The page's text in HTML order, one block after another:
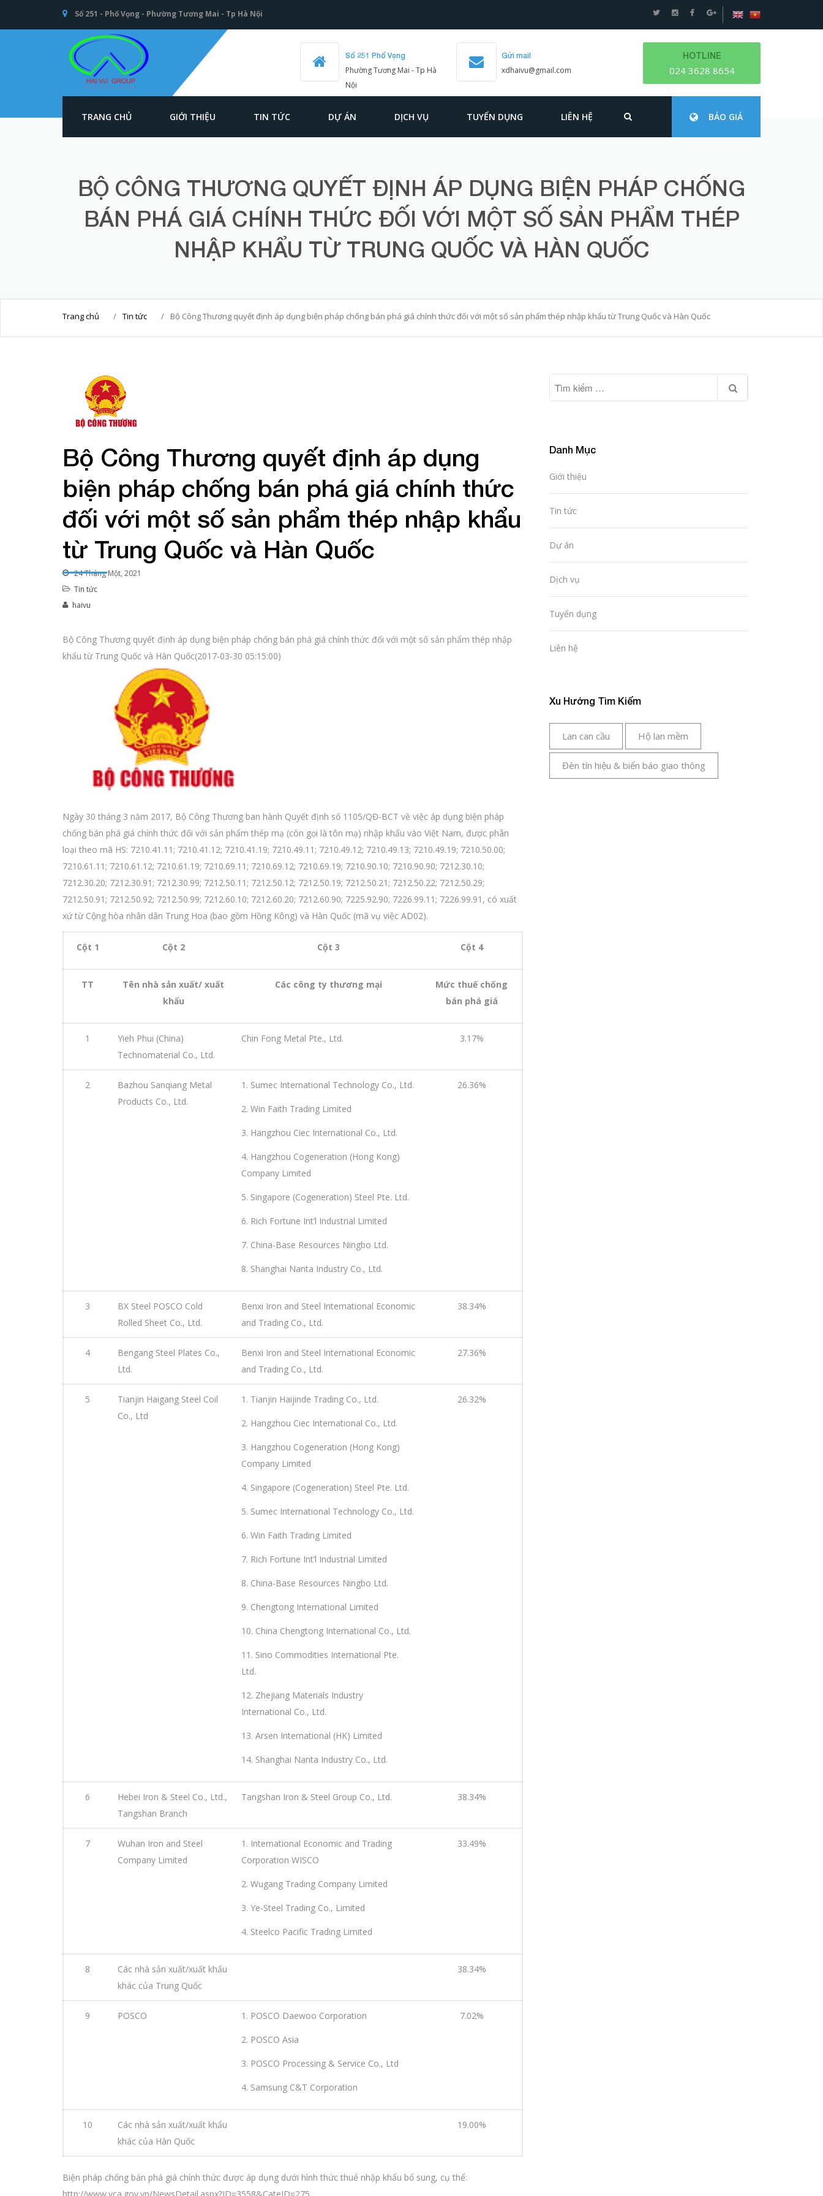
Số 251 - Phố Vọng - Phường Tương Mai - Tp Hà Nội
thông - Kết cấu
Số 251 Phố Vọng
Phường Tương Mai - Tp Hà
Nội
Gửi mail
xdhaivu@gmail.com
HOTLINE
024 3628 8654
TRANG CHỦ GIỚI THIỆU TIN TỨC DỰ ÁN DỊCH VỤ TUYỂN DỤNG LIÊN HỆ BÁO GIÁ
BỘ CÔNG THƯƠNG QUYẾT ĐỊNH ÁP DỤNG BIỆN PHÁP CHỐNG
BÁN PHÁ GIÁ CHÍNH THỨC ĐỐI VỚI MỘT SỐ SẢN PHẨM THÉP
NHẬP KHẨU TỪ TRUNG QUỐC VÀ HÀN QUỐC
Trang chủ / Tin tức / Bộ Công Thương quyết định áp dụng biện pháp chống bán phá giá chính thức đối với một số sản phẩm thép nhập khẩu từ Trung Quốc và Hàn Quốc
Bộ Công Thương quyết định áp dụng
biện pháp chống bán phá giá chính thức
đối với một số sản phẩm thép nhập khẩu
từ Trung Quốc và Hàn Quốc
24 Tháng Một, 2021
Tin tức
haivu
Bộ Công Thương quyết định áp dụng biện pháp chống bán phá giá chính thức đối với một số sản phẩm thép nhập
khẩu từ Trung Quốc và Hàn Quốc(2017-03-30 05:15:00)
Ngày 30 tháng 3 năm 2017, Bộ Công Thương ban hành Quyết định số 1105/QĐ-BCT về việc áp dụng biện pháp
chống bán phá giá chính thức đối với sản phẩm thép mạ (còn gọi là tôn mạ) nhập khẩu vào Việt Nam, được phân
loại theo mã HS: 7210.41.11; 7210.41.12; 7210.41.19; 7210.49.11; 7210.49.12; 7210.49.13; 7210.49.19; 7210.50.00;
7210.61.11; 7210.61.12; 7210.61.19; 7210.69.11; 7210.69.12; 7210.69.19; 7210.90.10; 7210.90.90; 7212.30.10;
7212.30.20; 7212.30.91; 7212.30.99; 7212.50.11; 7212.50.12; 7212.50.19; 7212.50.21; 7212.50.22; 7212.50.29;
7212.50.91; 7212.50.92; 7212.50.99; 7212.60.10; 7212.60.20; 7212.60.90; 7225.92.90; 7226.99.11; 7226.99.91, có xuất
xứ từ Cộng hòa nhân dân Trung Hoa (bao gồm Hồng Kông) và Hàn Quốc (mã vụ việc AD02).
Cột 1 Cột 2 Cột 3 Cột 4
TT
Tên nhà sản xuất/ xuất
khẩu
Các công ty thương mại
Mức thuế chống
bán phá giá
1
Yieh Phui (China)
Technomaterial Co., Ltd.
Chin Fong Metal Pte., Ltd. 3.17%
2
Bazhou Sanqiang Metal
Products Co., Ltd.
1. Sumec International Technology Co., Ltd.
2. Win Faith Trading Limited
3. Hangzhou Ciec International Co., Ltd.
4. Hangzhou Cogeneration (Hong Kong)
Company Limited
5. Singapore (Cogeneration) Steel Pte. Ltd.
6. Rich Fortune Int’l Industrial Limited
7. China-Base Resources Ningbo Ltd.
8. Shanghai Nanta Industry Co., Ltd.
26.36%
3
BX Steel POSCO Cold
Rolled Sheet Co., Ltd.
Benxi Iron and Steel International Economic
and Trading Co., Ltd.
38.34%
4
Bengang Steel Plates Co.,
Ltd.
Benxi Iron and Steel International Economic
and Trading Co., Ltd.
27.36%
5
Tianjin Haigang Steel Coil
Co., Ltd
1. Tianjin Haijinde Trading Co., Ltd.
2. Hangzhou Ciec International Co., Ltd.
3. Hangzhou Cogeneration (Hong Kong)
Company Limited
4. Singapore (Cogeneration) Steel Pte. Ltd.
5. Sumec International Technology Co., Ltd.
6. Win Faith Trading Limited
7. Rich Fortune Int’l Industrial Limited
8. China-Base Resources Ningbo Ltd.
9. Chengtong International Limited
10. China Chengtong International Co., Ltd.
11. Sino Commodities International Pte.
Ltd.
12. Zhejiang Materials Industry
International Co., Ltd.
13. Arsen International (HK) Limited
14. Shanghai Nanta Industry Co., Ltd.
26.32%
6
Hebei Iron & Steel Co., Ltd.,
Tangshan Branch
Tangshan Iron & Steel Group Co., Ltd. 38.34%
7
Wuhan Iron and Steel
Company Limited
1. International Economic and Trading
Corporation WISCO
2. Wugang Trading Company Limited
3. Ye-Steel Trading Co., Limited
4. Steelco Pacific Trading Limited
33.49%
8
Các nhà sản xuất/xuất khẩu
khác của Trung Quốc
38.34%
9 POSCO 1. POSCO Daewoo Corporation
2. POSCO Asia
3. POSCO Processing & Service Co., Ltd
4. Samsung C&T Corporation
7.02%
10
Các nhà sản xuất/xuất khẩu
khác của Hàn Quốc
19.00%
Biện pháp chống bán phá giá chính thức được áp dụng dưới hình thức thuế nhập khẩu bổ sung, cụ thể:
Danh Mục
Giới thiệu
Tin tức
Dự án
Dịch vụ
Tuyển dụng
Liên hệ
Xu Hướng Tìm Kiếm
Lan can cầu Hộ lan mềm
Đèn tín hiệu & biển báo giao thông